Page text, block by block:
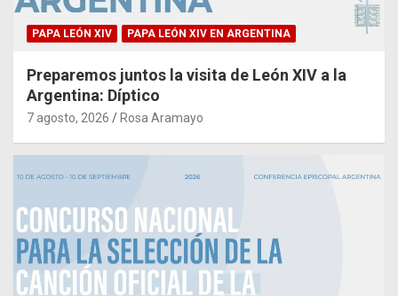
PAPA LEÓN XIV PAPA LEÓN XIV EN ARGENTINA
Preparemos juntos la visita de León XIV a la
Argentina: Díptico
7 agosto, 2026 Rosa Aramayo